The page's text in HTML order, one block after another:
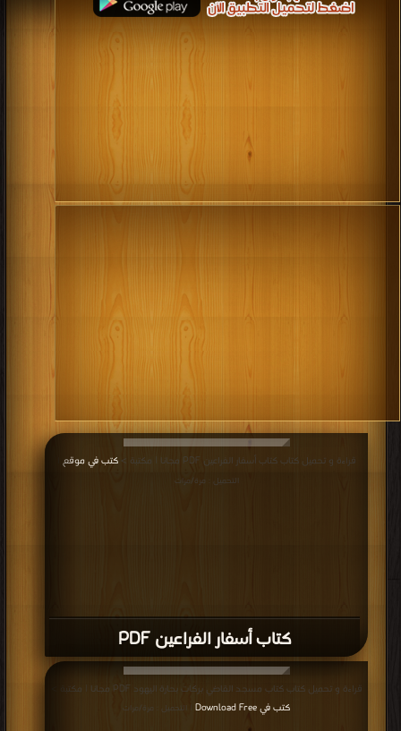
كتاب أسفار الفراعين PDF
PDF
قراءة و تحميل كتاب كتاب مسجد القاضي بركات بحارة اليهود PDF مجانا | مكتبة >
| التحميل : مرة/مرات
قراءة و تحميل كتاب كتاب ليسوا " آلهة " ولكن " ملائكة " PDF مجانا | مكتبة >
في اكبر منتدى| التحميل : مرة/مرات